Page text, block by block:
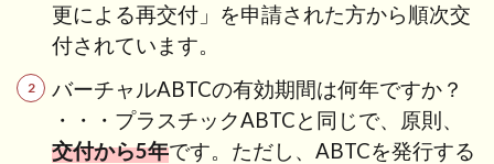
更による再交付」を申請された方から順次交
付されています。
バーチャルABTCの有効期間は何年ですか？
・・・プラスチックABTCと同じで、原則、
交付から5年です。ただし、ABTCを発行する